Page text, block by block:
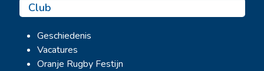
Club
Geschiedenis
Vacatures
Oranje Rugby Festijn